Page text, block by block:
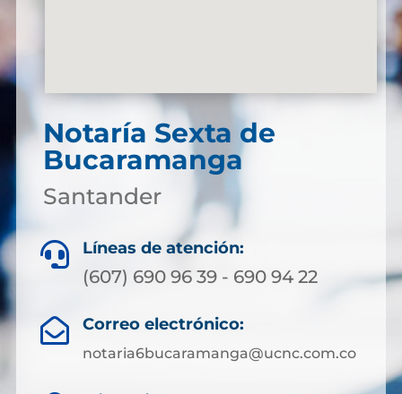
Notaría Sexta de
Bucaramanga
Santander
 Líneas de atención:
(607) 690 96 39 - 690 94 22
 Correo electrónico:
notaria6bucaramanga@ucnc.com.co